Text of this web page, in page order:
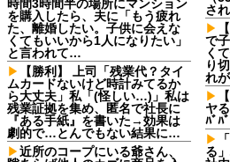
時間3時間半の場所にマンション
を購入したら、夫に「もう疲れ
た、離婚したい。子供に会えな
くてもいいから1人になりたい」
と言われて…
【勝利】 上司「残業代？タイ
ムカードないけど時計みてるか
ら大丈夫」私「(怪しい…)」私は
残業証拠を集め、匿名で社長に
『ある手紙』を書いた→効果は
劇的で…とんでもない結果に…
近所のコープにいる爺さん、
さ
で
く
り
れ
ヤ
ﾊﾞﾊ
る